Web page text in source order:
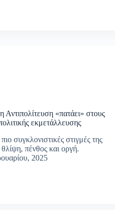
«πατάει» στους
εκμετάλλευσης
συγκλονιστικές στιγμές της
πένθος και οργή.
2025